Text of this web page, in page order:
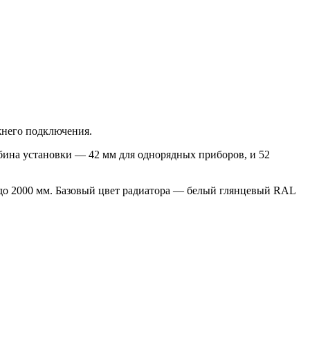
подключения.
установки ― 42 мм для однорядных приборов, и 52
2000 мм. Базовый цвет радиатора — белый глянцевый RAL